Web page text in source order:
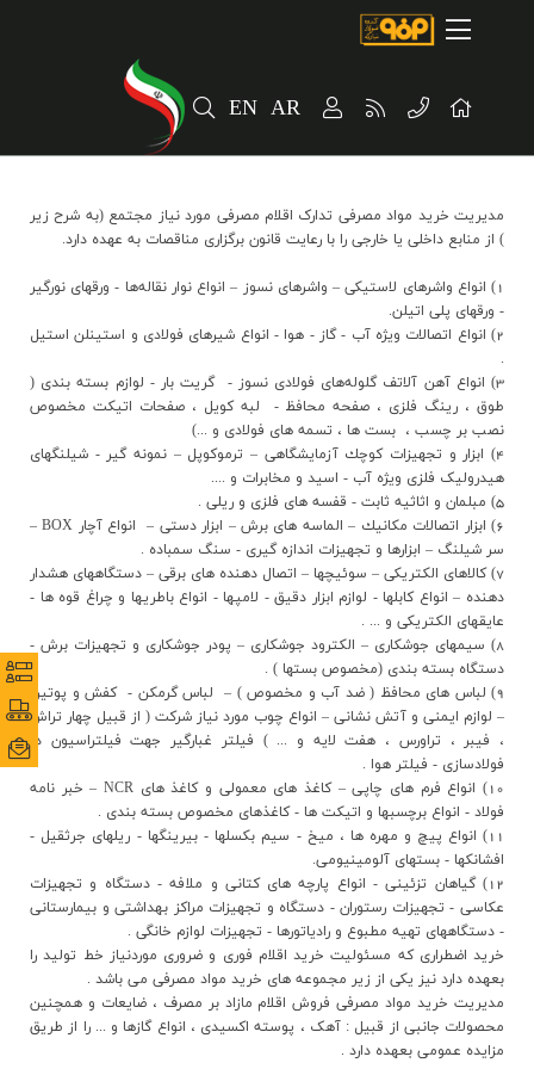
AR
EN
مسیر ماندگار
فروش و مشتریان
ارتباطات و توسعه برند سازمانی
مسئولیت های اجتماعی
پروژه های سرمایه گذاری
پایداری
سهامداران
ارتباط با ما
مديريت خريد مواد مصرفي تدارک اقلام مصرفي مورد نياز مجتمع (به شرح زير
) از منابع داخلي يا خارجي را با رعايت قانون برگزاري مناقصات به عهده دارد.
1) انواع واشرهاي لاستيكي – واشرهاي نسوز – انواع نوار نقاله‌ها - ورقهاي نورگير
- ورقهاي پلي اتيلن.
2) انواع اتصالات ويژه آب - گاز - هوا - انواع شيرهاي فولادي و استينلن استيل
.
3) انواع آهن آلاتف گلوله‌هاي فولادي نسوز - گريت بار - لوازم بسته بندي (
طوق ، رينگ فلزي ، صفحه محافظ - لبه کويل ، صفحات اتيکت مخصوص
نصب بر چسب ، بست ها ، تسمه هاي فولادي و ...)
4) ابزار و تجهيزات كوچك آزمايشگاهي – ترموكوپل – نمونه گير - شيلنگهاي
هيدروليک فلزي ويژه آب - اسيد و مخابرات و ....
5) مبلمان و اثاثيه ثابت - قفسه هاي فلزي و ريلي .
6) ابزار اتصالات مكانيك – الماسه هاي برش – ابزار دستي – انواع آچار BOX –
سر شيلنگ – ابزارها و تجهيزات اندازه گيري - سنگ سمباده .
7) كالاهاي الكتريكي – سوئيچها – اتصال دهنده هاي برقي – دستگاههاي هشدار
دهنده – انواع کابلها - لوازم ابزار دقيق - لامپها - انواع باطريها و چراغ قوه ها -
عايقهاي الکتريکي و ... .
8) سيمهاي جوشكاري – الكترود جوشكاري – پودر جوشكاري و تجهيزات برش -
دستگاه بسته بندي (مخصوص بستها ) .
9) لباس هاي محافظ ( ضد آب و مخصوص ) – لباس گرمکن - كفش و پوتين
– لوازم ايمني و آتش نشاني – انواع چوب مورد نياز شركت ( از قبيل چهار تراش
، فيبر ، تراورس ، هفت لايه و ... ) فيلتر غبارگير جهت فيلتراسيون در
فولادسازي - فيلتر هوا .
10) انواع فرم هاي چاپي – كاغذ هاي معمولي و كاغذ هاي NCR – خبر نامه
فولاد - انواع برچسبها و اتيکت ها - کاغذهاي مخصوص بسته بندي .
11) انواع پيچ و مهره ها ، ميخ - سيم بکسلها - بيرينگها - ريلهاي جرثقيل -
افشانکها - بستهاي آلومينيومي.
12) گياهان تزئيني - انواع پارچه هاي کتاني و ملافه - دستگاه و تجهيزات
عکاسي - تجهيزات رستوران - دستگاه و تجهيزات مراکز بهداشتي و بيمارستاني
- دستگاههاي تهيه مطبوع و رادياتورها - تجهيزات لوازم خانگي .
خريد اضطراري که مسئوليت خريد اقلام فوري و ضروري موردنياز خط توليد را
بعهده دارد نيز يکي از زير مجموعه هاي خريد مواد مصرفي مي باشد .
مديريت خريد مواد مصرفي فروش اقلام مازاد بر مصرف ، ضايعات و همچنين
محصولات جانبي از قبيل : آهک ، پوسته اکسيدي ، انواع گازها و ... را از طريق
مزايده عمومي بعهده دارد .